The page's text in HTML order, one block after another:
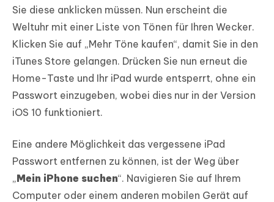
Sie diese anklicken müssen. Nun erscheint die
Weltuhr mit einer Liste von Tönen für Ihren Wecker.
Klicken Sie auf „Mehr Töne kaufen“, damit Sie in den
iTunes Store gelangen. Drücken Sie nun erneut die
Home-Taste und Ihr iPad wurde entsperrt, ohne ein
Passwort einzugeben, wobei dies nur in der Version
iOS 10 funktioniert.
Eine andere Möglichkeit das vergessene iPad
Passwort entfernen zu können, ist der Weg über
„Mein iPhone suchen“. Navigieren Sie auf Ihrem
Computer oder einem anderen mobilen Gerät auf